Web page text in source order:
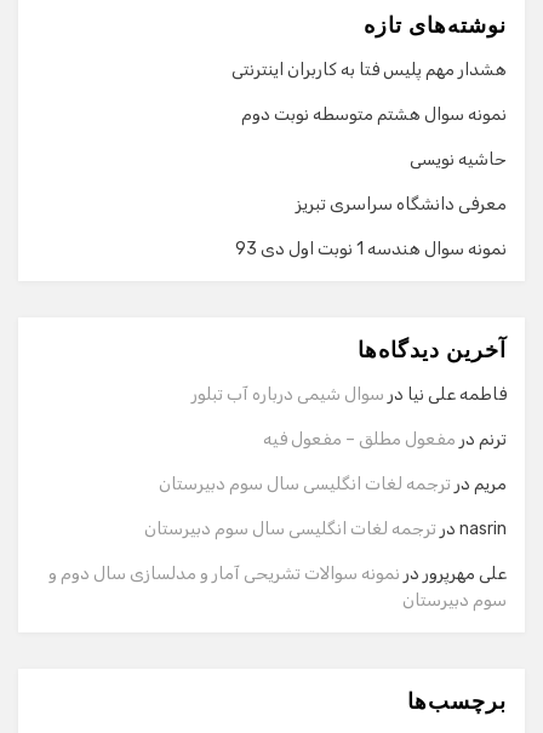
نوشته‌های تازه
هشدار مهم پلیس فتا به کاربران اینترنتی
نمونه سوال هشتم متوسطه نوبت دوم
حاشیه نویسی
معرفی دانشگاه سراسری تبریز
نمونه سوال هندسه 1 نوبت اول دی 93
آخرین دیدگاه‌ها
فاطمه علی نیا در سوال شیمی درباره آب تبلور
ترنم در مفعول مطلق – مفعول فیه
مریم در ترجمه لغات انگلیسی سال سوم دبیرستان
nasrin در ترجمه لغات انگلیسی سال سوم دبیرستان
علی مهرپرور در نمونه سوالات تشریحی آمار و مدلسازی سال دوم و
سوم دبیرستان
برچسب‌ها
گفت‌وگو با دستیار هوشمند
سلام! برای شروع گفت‌وگو لطفاً شماره تماس یا ایمیل خود را
وارد کنید.
ایمیل